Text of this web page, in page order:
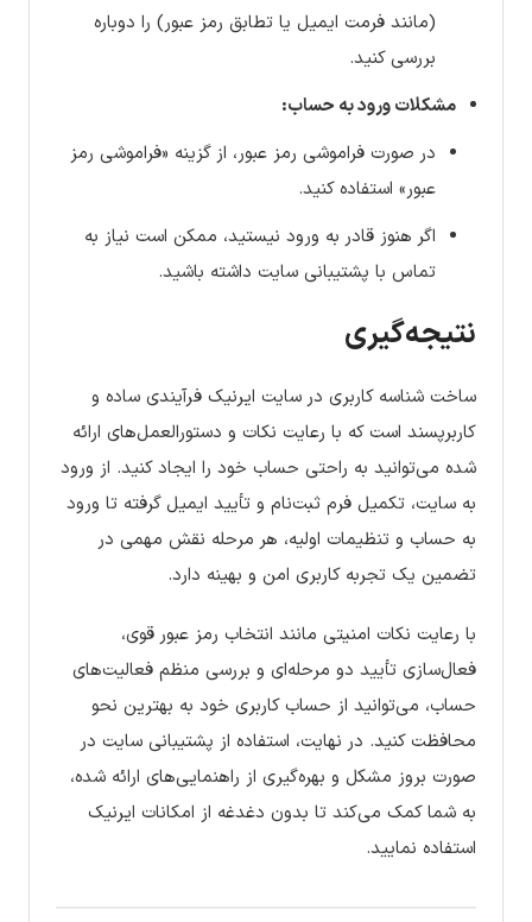
(مانند فرمت ایمیل یا تطابق رمز عبور) را دوباره
بررسی کنید.
مشکلات ورود به حساب:
در صورت فراموشی رمز عبور، از گزینه «فراموشی رمز
عبور» استفاده کنید.
اگر هنوز قادر به ورود نیستید، ممکن است نیاز به
تماس با پشتیبانی سایت داشته باشید.
نتیجه‌گیری
ساخت شناسه کاربری در سایت ایرنیک فرآیندی ساده و
کاربرپسند است که با رعایت نکات و دستورالعمل‌های ارائه
شده می‌توانید به راحتی حساب خود را ایجاد کنید. از ورود
به سایت، تکمیل فرم ثبت‌نام و تأیید ایمیل گرفته تا ورود
به حساب و تنظیمات اولیه، هر مرحله نقش مهمی در
تضمین یک تجربه کاربری امن و بهینه دارد.
با رعایت نکات امنیتی مانند انتخاب رمز عبور قوی،
فعال‌سازی تأیید دو مرحله‌ای و بررسی منظم فعالیت‌های
حساب، می‌توانید از حساب کاربری خود به بهترین نحو
محافظت کنید. در نهایت، استفاده از پشتیبانی سایت در
صورت بروز مشکل و بهره‌گیری از راهنمایی‌های ارائه شده،
به شما کمک می‌کند تا بدون دغدغه از امکانات ایرنیک
استفاده نمایید.